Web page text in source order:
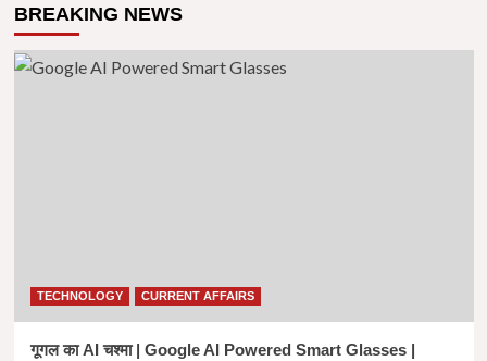
BREAKING NEWS
TECHNOLOGY CURRENT AFFAIRS
गूगल का AI चश्मा | Google AI Powered Smart Glasses |